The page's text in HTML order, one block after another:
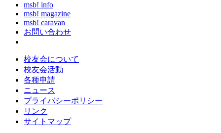
msb! info
msb! magazine
msb! caravan
お問い合わせ
校友会について
校友会活動
各種申請
ニュース
プライバシーポリシー
リンク
サイトマップ